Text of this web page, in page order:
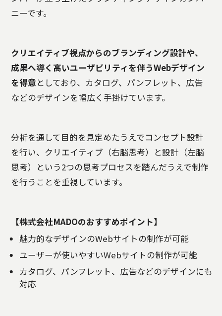
ニーです。
クリエイティブ視点からのブランディング設計や、
成果へ導く高いユーザビリティを伴うWebデザイン
を得意としており、カタログ、パンフレット、広告
などのデザインを幅広く手掛けています。
分析を通して目的を見定めたうえでコンセプト設計
を行い、クリエイティブ（右脳思考）と設計（左脳
思考）という2つの思考プロセスを踏んだうえで制作
を行うことを重視しています。
【株式会社MADOのおすすめポイント】
魅力的なデザインのWebサイトの制作が可能
ユーザーが使いやすいWebサイトの制作が可能
カタログ、パンフレット、広告などのデザインにも
対応